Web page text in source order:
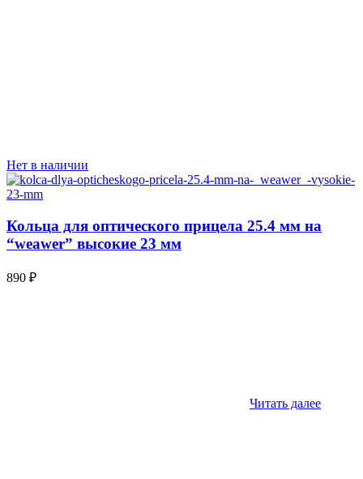
Нет в наличии
Кольца для оптического прицела 25.4 мм на
“weawer” высокие 23 мм
890 ₽
Читать далее